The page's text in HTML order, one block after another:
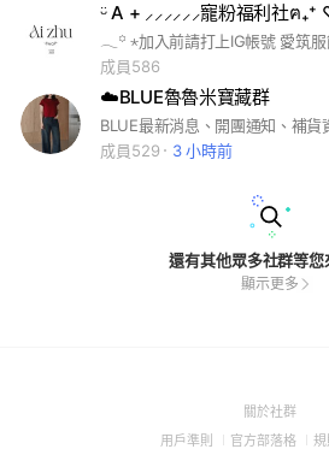
ᵕ̈ A + ⸝⸝⸝⸝⸝⸝寵粉福利社ฅ₊⁺
成員586
☁️BLUE魯魯米寶藏群
成員529
3 小時前
還有其他眾多社群等您
顯示更多
關於社群(Open
用戶準則 (Open
官方部落格